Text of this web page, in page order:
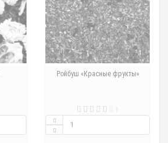
Ройбуш «Красные фрукты»